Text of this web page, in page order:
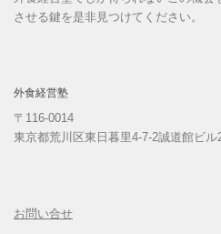
させる鍵を是非見つけてください。
外食経営塾
〒116-0014
東京都荒川区東日暮里4-7-2誠道館ビル
お問い合せ